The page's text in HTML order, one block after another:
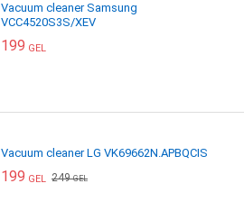
Vacuum cleaner Samsung
VCC4520S3S/XEV
199 GEL
Vacuum cleaner LG VK69662N.APBQCIS
199 GEL 249GEL